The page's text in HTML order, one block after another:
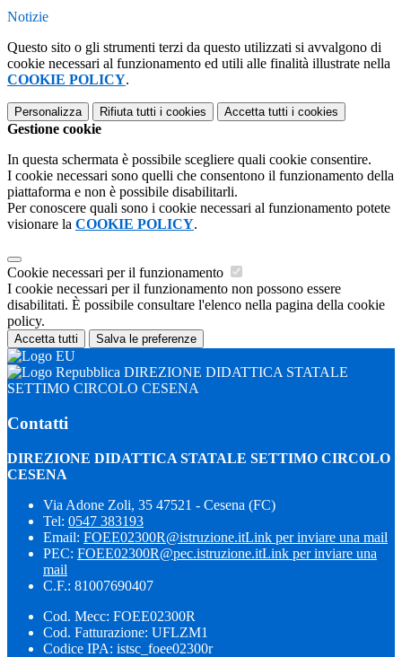
Notizie
Questo sito o gli strumenti terzi da questo utilizzati si avvalgono di
cookie necessari al funzionamento ed utili alle finalità illustrate nella
COOKIE POLICY.
Personalizza Rifiuta tutti i cookies Accetta tutti i cookies
Gestione cookie
In questa schermata è possibile scegliere quali cookie consentire.
I cookie necessari sono quelli che consentono il funzionamento della
piattaforma e non è possibile disabilitarli.
Per conoscere quali sono i cookie necessari al funzionamento potete
visionare la COOKIE POLICY.
Cookie necessari per il funzionamento
I cookie necessari per il funzionamento non possono essere
disabilitati. È possibile consultare l'elenco nella pagina della cookie
policy.
Accetta tutti Salva le preferenze
DIREZIONE DIDATTICA STATALE
SETTIMO CIRCOLO CESENA
Contatti
DIREZIONE DIDATTICA STATALE SETTIMO CIRCOLO
CESENA
Via Adone Zoli, 35 47521 - Cesena (FC)
Tel: 0547 383193
Email: FOEE02300R@istruzione.itLink per inviare una mail
PEC: FOEE02300R@pec.istruzione.itLink per inviare una
mail
C.F.: 81007690407
Cod. Mecc: FOEE02300R
Cod. Fatturazione: UFLZM1
Codice IPA: istsc_foee02300r